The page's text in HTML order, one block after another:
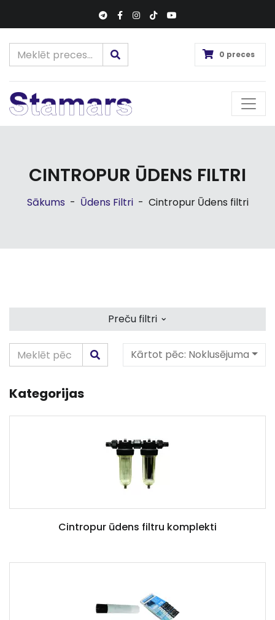
0 preces
CINTROPUR ŪDENS FILTRI
Sākums - Ūdens Filtri - Cintropur Ūdens filtri
Preču filtri ⌄
Kārtot pēc: Noklusējuma
Kategorijas
Cintropur ūdens filtru komplekti